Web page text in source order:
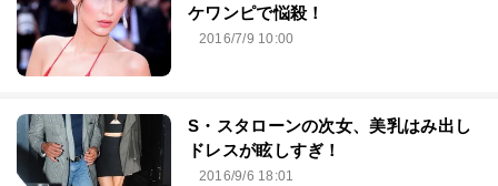
ケワンピで悩殺！
2016/7/9 10:00
S・スタローンの次女、美乳はみ出し
ドレスが眩しすぎ！
2016/9/6 18:01